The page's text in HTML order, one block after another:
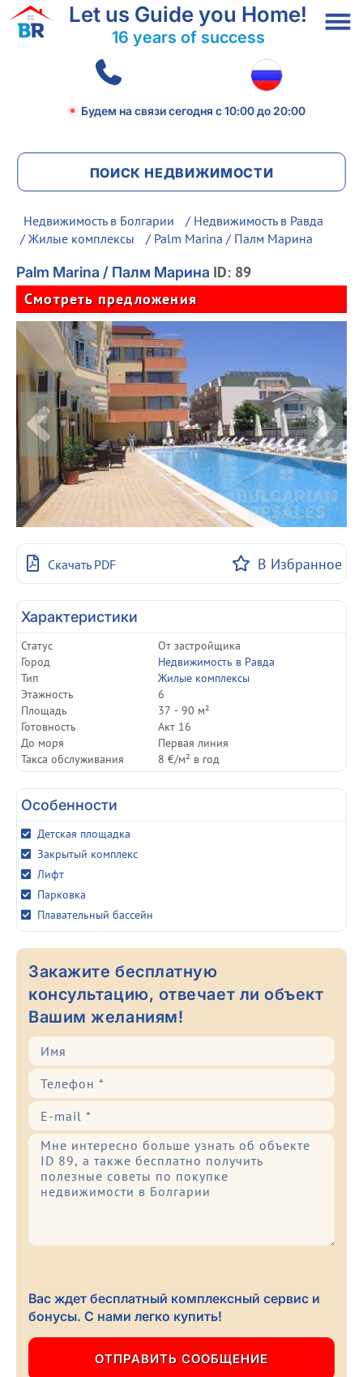
Let us Guide you Home!
16 years of success
Будем на связи сегодня с 10:00 до 20:00
ПОИСК НЕДВИЖИМОСТИ
Недвижимость в Болгарии / Недвижимость в Равда
/ Жилые комплексы / Palm Marina / Палм Марина
Palm Marina / Палм Марина ID: 89
Смотреть предложения
Скачать PDF В Избранное
Характеристики
Статуc
От застройщика
Город
Недвижимость в Равда
Тип
Жилые комплексы
Этажность
6
Площадь
37 - 90 м²
Готовность
Акт 16
До моря
Первая линия
Такса обслуживания
8 €/м² в год
Особенности
Детская площадка
Закрытый комплекс
Лифт
Парковка
Плавательный бассейн
Закажите бесплатную
консультацию, отвечает ли объект
Вашим желаниям!
Вас ждет бесплатный комплексный сервис и
бонусы. С нами легко купить!